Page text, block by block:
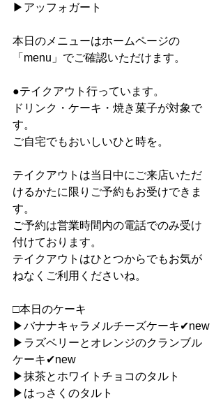
▶︎アッフォガート
本日のメニューはホームページの
「menu」でご確認いただけます。
●テイクアウト行っています。
ドリンク・ケーキ・焼き菓子が対象で
す。
ご自宅でもおいしいひと時を。
テイクアウトは当日中にご来店いただ
けるかたに限りご予約もお受けできま
す。
ご予約は営業時間内の電話でのみ受け
付けております。
テイクアウトはひとつからでもお気が
ねなくご利用くださいね。
□本日のケーキ
▶︎バナナキャラメルチーズケーキ✔︎new
▶︎ラズベリーとオレンジのクランブル
ケーキ✔︎new
▶︎抹茶とホワイトチョコのタルト
▶︎はっさくのタルト